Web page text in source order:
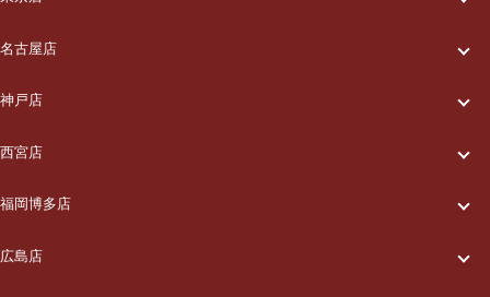
ご利用の流れ
メニュー/料金
出張エリア
ブログ
お知らせ
一休について
ご利用の流れ
メニュー/料金
出張エリア
ブログ
名古屋店
一休について
ご利用の流れ
メニュー/料金
出張エリア
神戸店
一休について
ご利用の流れ
メニュー/料金
西宮店
一休について
ご利用の流れ
福岡博多店
一休について
広島店